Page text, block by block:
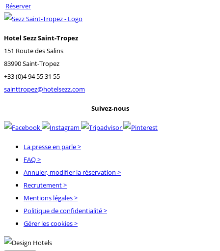
Réserver
Hotel Sezz Saint-Tropez
151 Route des Salins
83990 Saint-Tropez
+33 (0)4 94 55 31 55
sainttropez@hotelsezz.com
Suivez-nous
La presse en parle>
FAQ>
Annuler, modifier la réservation >
Recrutement>
Mentions légales>
Politique de confidentialité>
Gérer les cookies >